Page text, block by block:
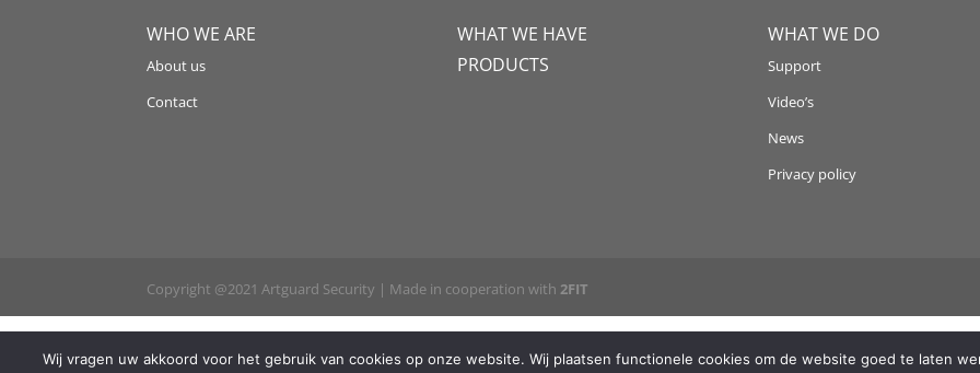
WHO WE ARE
About us
Contact
WHAT WE HAVE
PRODUCTS
WHAT WE DO
Support
Video’s
News
Privacy policy
Copyright @2021 Artguard Security | Made in cooperation with 2FIT
Wij vragen uw akkoord voor het gebruik van cookies op onze website. Wij plaatsen functionele cookies om de website goed te laten